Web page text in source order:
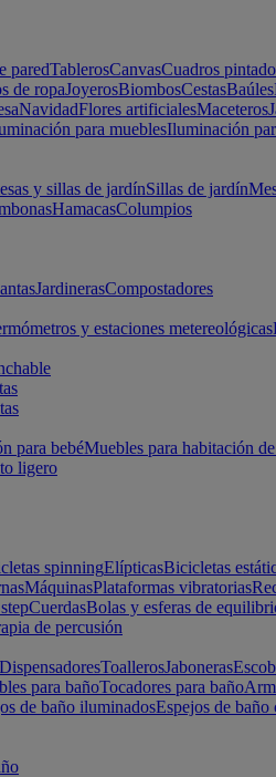
paredTablerosCanvasCuadros
de ropaJoyerosBiombosCestasBaúles
NavidadFlores artificialesMaceteros
para mueblesIluminación
y sillas de jardínSillas de jardín
HamacasColumpios
JardinerasCompostadores
y estaciones metereológicas
para bebéMuebles para habitación
ligero
spinningElípticasBicicletas
MáquinasPlataformas vibratorias
CuerdasBolas y esferas de
de percusión
DispensadoresToallerosJaboneras
para bañoTocadores para baño
de baño iluminadosEspejos de baño